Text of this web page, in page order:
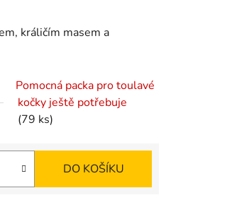
králičím masem a
Pomocná packa pro toulavé
kočky ještě potřebuje
(79 ks)
DO KOŠÍKU